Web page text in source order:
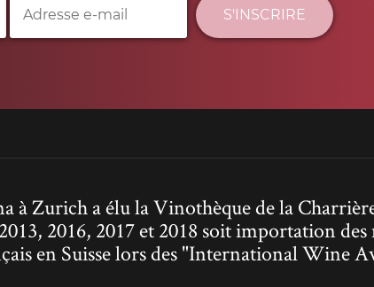
S'INSCRIRE
à Zurich a élu la Vinothèque de la
2016, 2017 et 2018 soit importation
en Suisse lors des "International Wine